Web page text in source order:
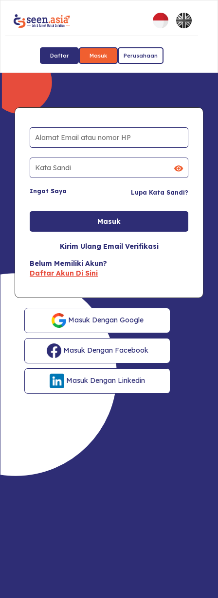
Daftar Masuk Perusahaan
Ingat Saya Lupa Kata Sandi?
Kirim Ulang Email Verifikasi
Belum Memiliki Akun?
Daftar Akun Di Sini
Masuk Dengan Google
Masuk Dengan Facebook
Masuk Dengan Linkedin